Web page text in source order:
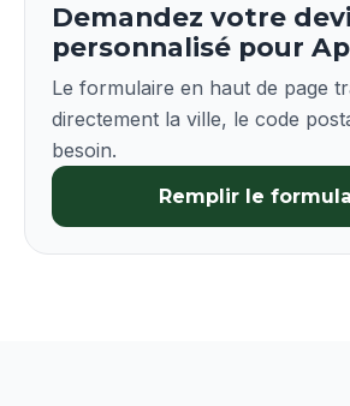
Demandez votre
personnalisé pour
Le formulaire en haut de page
directement la ville, le code
besoin.
Remplir le